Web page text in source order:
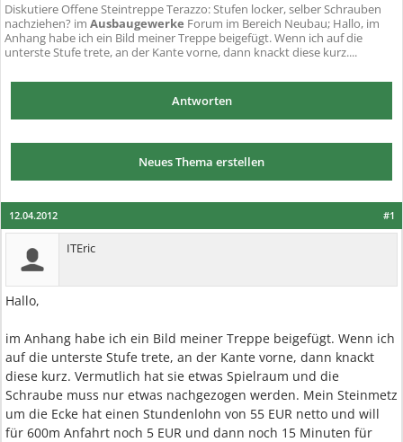
DiskutiereOffene Steintreppe Terazzo: Stufen locker, selber Schrauben
nachziehen? im Ausbaugewerke Forum im Bereich Neubau; Hallo, im
Anhang habe ich ein Bild meiner Treppe beigefügt. Wenn ich auf die
unterste Stufe trete, an der Kante vorne, dann knackt diese kurz....
Antworten
Neues Thema erstellen
#1
12.04.2012
ITEric
Hallo,
im Anhang habe ich ein Bild meiner Treppe beigefügt. Wenn ich
auf die unterste Stufe trete, an der Kante vorne, dann knackt
diese kurz. Vermutlich hat sie etwas Spielraum und die
Schraube muss nur etwas nachgezogen werden. Mein Steinmetz
um die Ecke hat einen Stundenlohn von 55 EUR netto und will
für 600m Anfahrt noch 5 EUR und dann noch 15 Minuten für